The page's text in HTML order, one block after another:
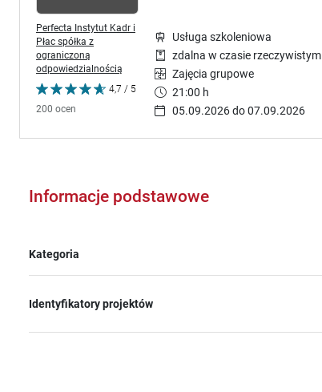
Perfecta Instytut Kadr i
Płac spółka z
ograniczoną
odpowiedzialnością
4,7 / 5
200 ocen
Usługa szkoleniowa
zdalna w czasie rzeczywistym
Zajęcia grupowe
21:00 h
05.09.2026 do 07.09.2026
Informacje podstawowe
Kategoria
Identyfikatory projektów